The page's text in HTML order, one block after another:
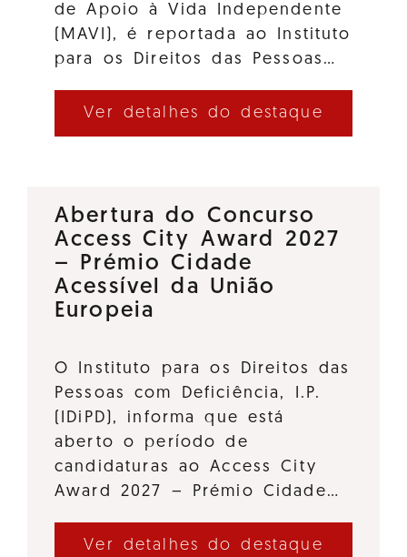
de Apoio à Vida Independente
(MAVI), é reportada ao Instituto
para os Direitos das Pessoas…
Ver detalhes do destaque
Abertura do Concurso
Access City Award 2027
– Prémio Cidade
Acessível da União
Europeia
O Instituto para os Direitos das
Pessoas com Deficiência, I.P.
(IDiPD), informa que está
aberto o período de
candidaturas ao Access City
Award 2027 – Prémio Cidade…
Ver detalhes do destaque